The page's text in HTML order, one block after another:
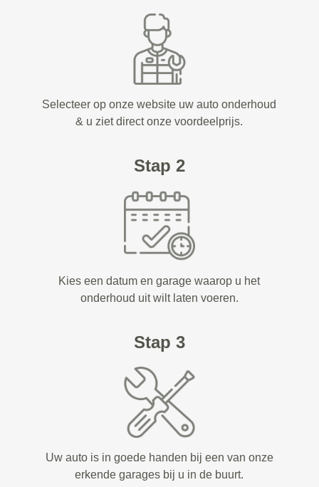
Selecteer op onze website uw auto onderhoud
& u ziet direct onze voordeelprijs.
Stap 2
Kies een datum en garage waarop u het
onderhoud uit wilt laten voeren.
Stap 3
Uw auto is in goede handen bij een van onze
erkende garages bij u in de buurt.